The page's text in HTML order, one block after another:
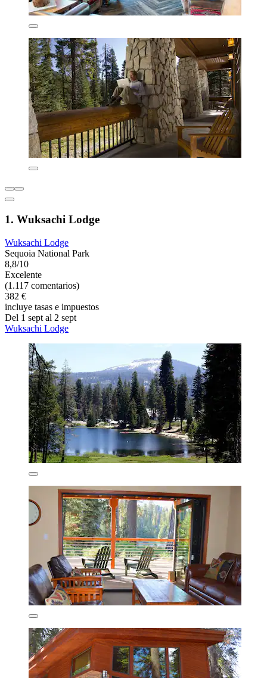
1. Wuksachi Lodge
Wuksachi Lodge
Sequoia National Park
8,8/10
Excelente
(1.117 comentarios)
382 €
incluye tasas e impuestos
Del 1 sept al 2 sept
Wuksachi Lodge